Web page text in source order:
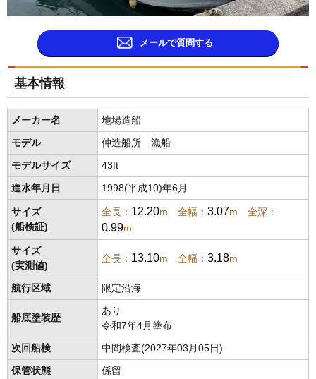
メールで質問する
基本情報
メーカー名 地場造船
モデル 仲造船所 漁船
モデルサイズ 43ft
進水年月日 1998(平成10)年6月
サイズ
(船検証)
全長： 12.20m 全幅： 3.07m 全深：
0.99m
サイズ
(実測値)
全長： 13.10m 全幅： 3.18m
航行区域 限定沿海
船底塗装歴
あり
令和7年4月塗布
次回船検 中間検査(2027年03月05日)
保管状態 係留